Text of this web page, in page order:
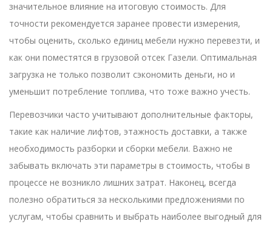
значительное влияние на итоговую стоимость. Для
точности рекомендуется заранее провести измерения,
чтобы оценить, сколько единиц мебели нужно перевезти, и
как они поместятся в грузовой отсек Газели. Оптимальная
загрузка не только позволит сэкономить деньги, но и
уменьшит потребление топлива, что тоже важно учесть.
Перевозчики часто учитывают дополнительные факторы,
такие как наличие лифтов, этажность доставки, а также
необходимость разборки и сборки мебели. Важно не
забывать включать эти параметры в стоимость, чтобы в
процессе не возникло лишних затрат. Наконец, всегда
полезно обратиться за несколькими предложениями по
услугам, чтобы сравнить и выбрать наиболее выгодный для